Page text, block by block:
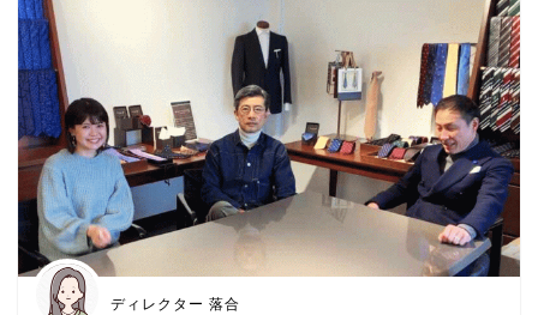
ディレクター 落合